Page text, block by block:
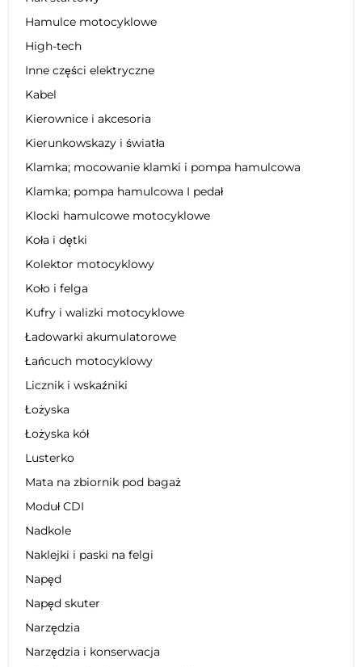
Hamulce motocyklowe
High-tech
Inne części elektryczne
Kabel
Kierownice i akcesoria
Kierunkowskazy i światła
Klamka; mocowanie klamki i pompa hamulcowa
Klamka; pompa hamulcowa I pedał
Klocki hamulcowe motocyklowe
Koła i dętki
Kolektor motocyklowy
Koło i felga
Kufry i walizki motocyklowe
Ładowarki akumulatorowe
Łańcuch motocyklowy
Licznik i wskaźniki
Łożyska
Łożyska kół
Lusterko
Mata na zbiornik pod bagaż
Moduł CDI
Nadkole
Naklejki i paski na felgi
Napęd
Napęd skuter
Narzędzia
Narzędzia i konserwacja